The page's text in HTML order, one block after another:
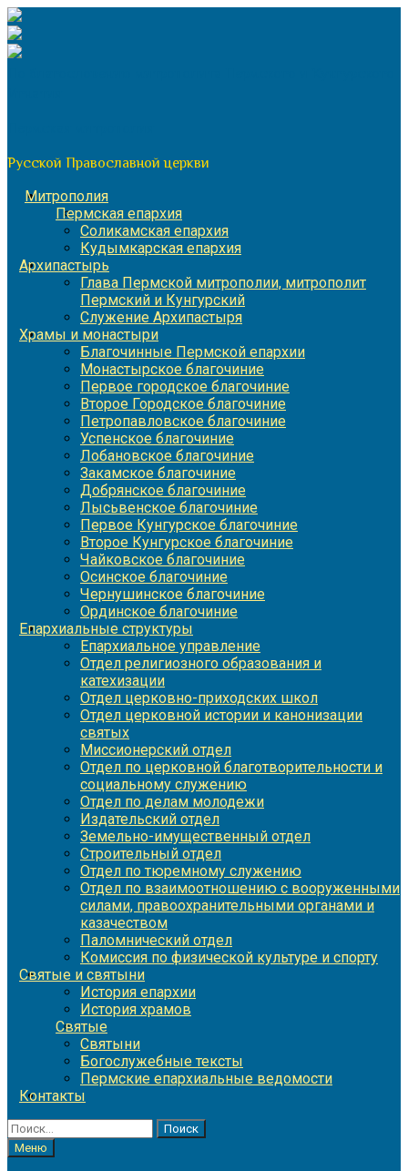
Перейти
к
содержимому
Русской Православной церкви
Митрополия
Пермская епархия
Соликамская епархия
Кудымкарская епархия
Архипастырь
Глава Пермской митрополии, митрополит
Пермский и Кунгурский
Служение Архипастыря
Храмы и монастыри
Благочинные Пермской епархии
Монастырское благочиние
Первое городское благочиние
Второе Городское благочиние
Петропавловское благочиние
Успенское благочиние
Лобановское благочиние
Закамское благочиние
Добрянское благочиние
Лысьвенское благочиние
Первое Кунгурское благочиние
Второе Кунгурское благочиние
Чайковское благочиние
Осинское благочиние
Чернушинское благочиние
Ординское благочиние
Епархиальные структуры
Епархиальное управление
Отдел религиозного образования и
катехизации
Отдел церковно-приходских школ
Отдел церковной истории и канонизации
святых
Миссионерский отдел
Отдел по церковной благотворительности и
социальному служению
Отдел по делам молодежи
Издательский отдел
Земельно-имущественный отдел
Строительный отдел
Отдел по тюремному служению
Отдел по взаимоотношению с вооруженными
силами, правоохранительными органами и
казачеством
Паломнический отдел
Комиссия по физической культуре и спорту
Святые и святыни
История епархии
История храмов
Святые
Святыни
Богослужебные тексты
Пермские епархиальные ведомости
Контакты
Найти:
Меню